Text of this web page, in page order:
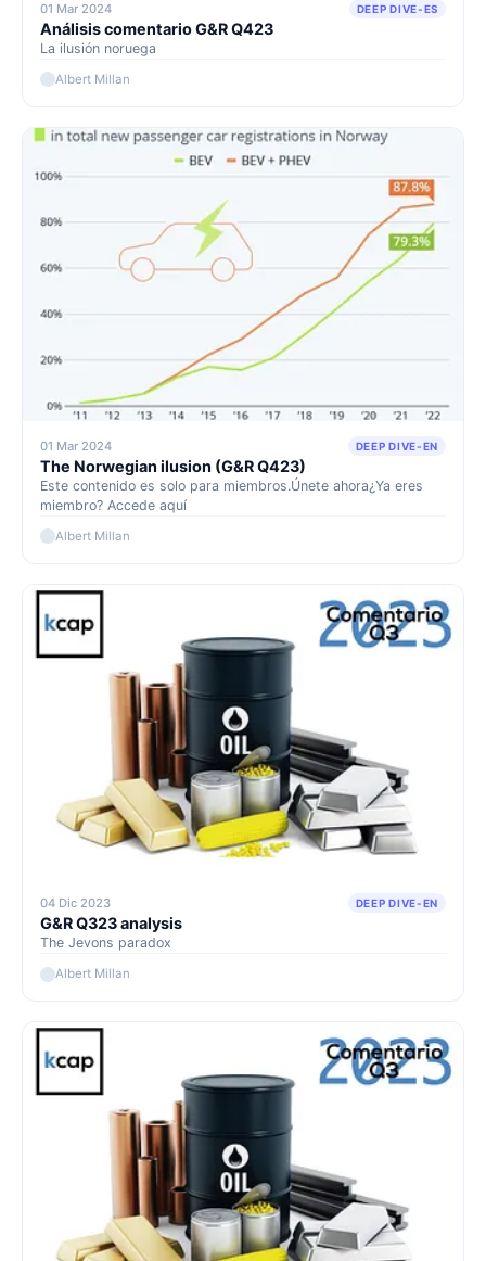
01 Mar 2024 DEEP DIVE-ES
Análisis comentario G&R Q423
La ilusión noruega
Albert Millan
01 Mar 2024 DEEP DIVE-EN
The Norwegian ilusion (G&R Q423)
Este contenido es solo para miembros.Únete ahora¿Ya eres
miembro? Accede aquí
Albert Millan
04 Dic 2023 DEEP DIVE-EN
G&R Q323 analysis
The Jevons paradox
Albert Millan